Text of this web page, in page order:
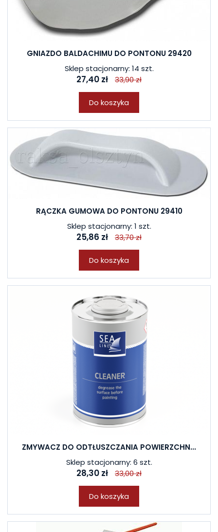
GNIAZDO BALDACHIMU DO PONTONU 29420
Sklep stacjonarny: 14 szt.
27,40 zł 33,90 zł
Do koszyka
RĄCZKA GUMOWA DO PONTONU 29410
Sklep stacjonarny: 1 szt.
25,86 zł 33,70 zł
Do koszyka
ZMYWACZ DO ODTŁUSZCZANIA POWIERZCHN...
Sklep stacjonarny: 6 szt.
28,30 zł 33,00 zł
Do koszyka